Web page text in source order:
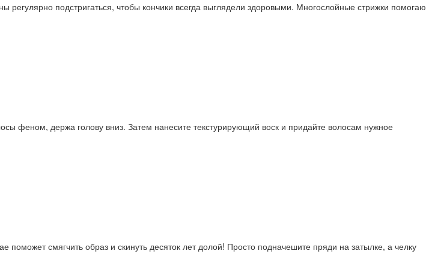
подстригаться, чтобы кончики всегда выглядели здоровыми. Многослойные стрижки
феном, держа голову вниз. Затем нанесите текстурирующий воск и придайте волосам нужное
смягчить образ и скинуть десяток лет долой! Просто подначешите пряди на затылке, а челку